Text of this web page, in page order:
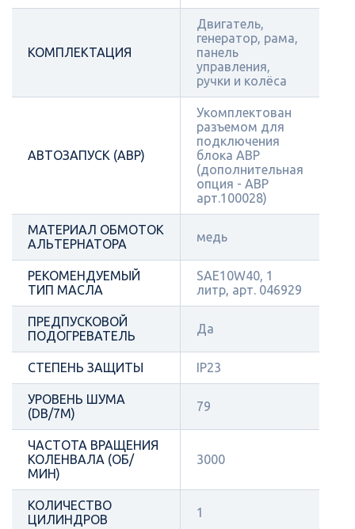
КОМПЛЕКТАЦИЯ
Двигатель,
генератор, рама,
панель
управления,
ручки и колёса
АВТОЗАПУСК (АВР)
Укомплектован
разъемом для
подключения
блока АВР
(дополнительная
опция - АВР
арт.100028)
МАТЕРИАЛ ОБМОТОК
АЛЬТЕРНАТОРА
медь
РЕКОМЕНДУЕМЫЙ
ТИП МАСЛА
SAE10W40, 1
литр, арт. 046929
ПРЕДПУСКОВОЙ
ПОДОГРЕВАТЕЛЬ
Да
СТЕПЕНЬ ЗАЩИТЫ IP23
УРОВЕНЬ ШУМА
(DB/7М)
79
ЧАСТОТА ВРАЩЕНИЯ
КОЛЕНВАЛА (ОБ/
МИН)
3000
КОЛИЧЕСТВО
ЦИЛИНДРОВ
1